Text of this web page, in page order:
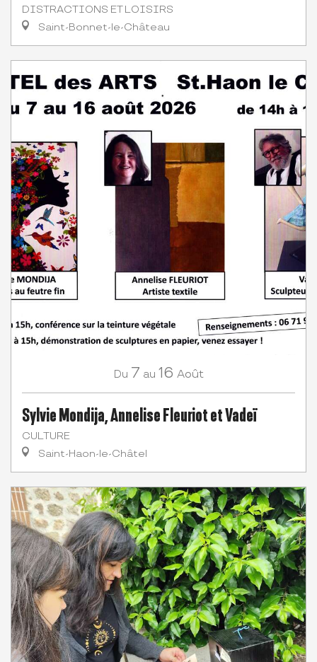
DISTRACTIONS ET LOISIRS
Saint-Bonnet-le-Château
Du 7 au 16 Août
Sylvie Mondija, Annelise Fleuriot et Vadeï
CULTURE
Saint-Haon-le-Châtel